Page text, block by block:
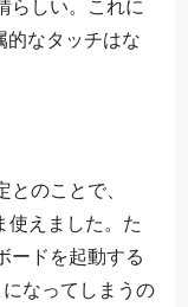
的なタッチはな
のことで、
使えました。た
ードを起動する
なってしまうの